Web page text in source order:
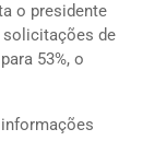
o presidente
solicitações de
53%, o